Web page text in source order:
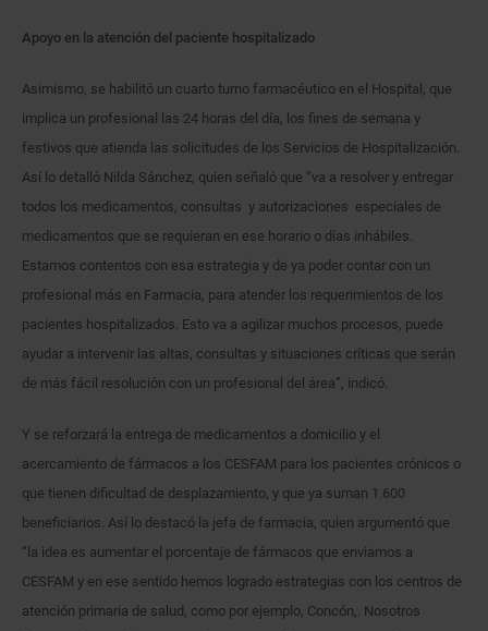
Apoyo en la atención del paciente hospitalizado
Asimismo, se habilitó un cuarto turno farmacéutico en el Hospital, que
implica un profesional las 24 horas del día, los fines de semana y
festivos que atienda las solicitudes de los Servicios de Hospitalización.
Así lo detalló Nilda Sánchez, quien señaló que “va a resolver y entregar
todos los medicamentos, consultas y autorizaciones especiales de
medicamentos que se requieran en ese horario o días inhábiles.
Estamos contentos con esa estrategia y de ya poder contar con un
profesional más en Farmacia, para atender los requerimientos de los
pacientes hospitalizados. Esto va a agilizar muchos procesos, puede
ayudar a intervenir las altas, consultas y situaciones críticas que serán
de más fácil resolución con un profesional del área”, indicó.
Y se reforzará la entrega de medicamentos a domicilio y el
acercamiento de fármacos a los CESFAM para los pacientes crónicos o
que tienen dificultad de desplazamiento, y que ya suman 1.600
beneficiarios. Así lo destacó la jefa de farmacia, quien argumentó que
“la idea es aumentar el porcentaje de fármacos que enviamos a
CESFAM y en ese sentido hemos logrado estrategias con los centros de
atención primaria de salud, como por ejemplo, Concón,. Nosotros